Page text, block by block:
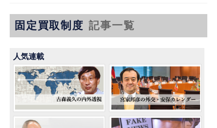
固定買取制度 記事一覧
人気連載